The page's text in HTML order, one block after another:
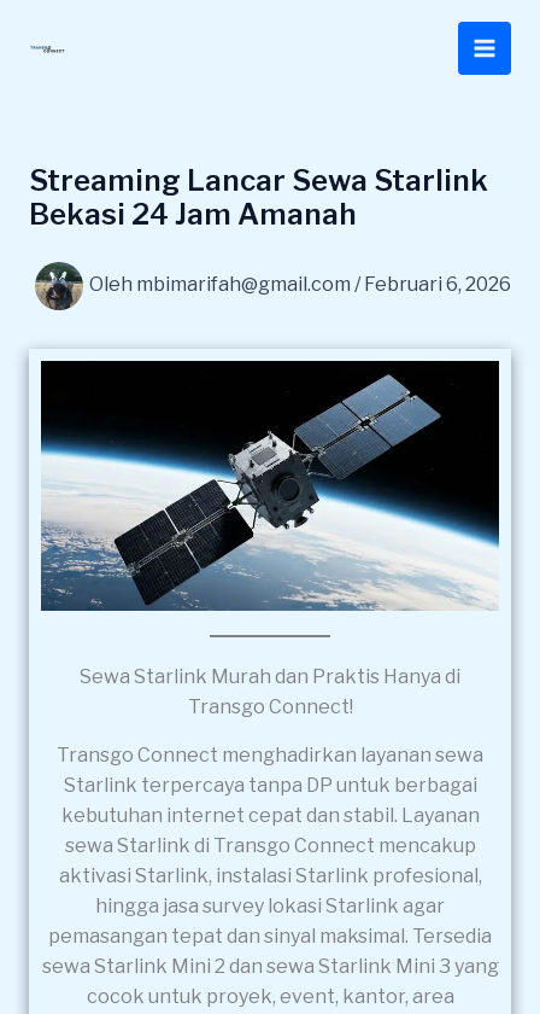
Streaming Lancar Sewa Starlink
Bekasi 24 Jam Amanah
Oleh mbimarifah@gmail.com / Februari 6, 2026
Sewa Starlink Murah dan Praktis Hanya di
Transgo Connect!
Transgo Connect menghadirkan layanan sewa
Starlink terpercaya tanpa DP untuk berbagai
kebutuhan internet cepat dan stabil. Layanan
sewa Starlink di Transgo Connect mencakup
aktivasi Starlink, instalasi Starlink profesional,
hingga jasa survey lokasi Starlink agar
pemasangan tepat dan sinyal maksimal. Tersedia
sewa Starlink Mini 2 dan sewa Starlink Mini 3 yang
cocok untuk proyek, event, kantor, area